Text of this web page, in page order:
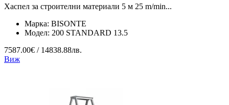
Хаспел за строителни материали 5 м 25 m/min...
Марка: BISONTE
Модел: 200 STANDARD 13.5
7587.00€ / 14838.88лв.
Виж